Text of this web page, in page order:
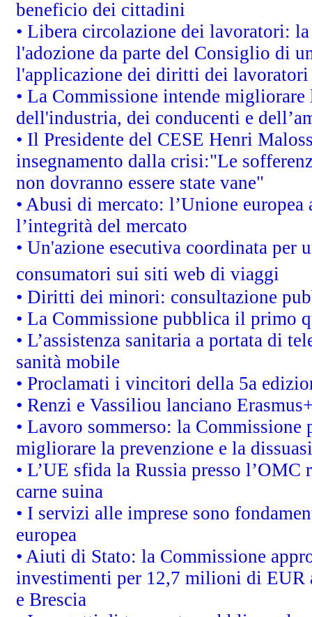
beneficio dei cittadini
• Libera circolazione dei lavoratori:
l'adozione da parte del Consiglio di
l'applicazione dei diritti dei lavoratori
• La Commissione intende
dell'industria, dei conducenti e
• Il Presidente del CESE Henri
insegnamento dalla crisi:"Le
non dovranno essere state vane"
• Abusi di mercato: l’Unione
l’integrità del mercato
• Un'azione esecutiva coordinata
consumatori sui siti web di viaggi
• Diritti dei minori: consultazione
• La Commissione pubblica il primo
• L’assistenza sanitaria a portata di
sanità mobile
• Proclamati i vincitori della 5a
• Renzi e Vassiliou lanciano
• Lavoro sommerso: la
migliorare la prevenzione e la
• L’UE sfida la Russia presso
carne suina
• I servizi alle imprese sono
europea
• Aiuti di Stato: la Commissione
investimenti per 12,7 milioni di EUR
e Brescia